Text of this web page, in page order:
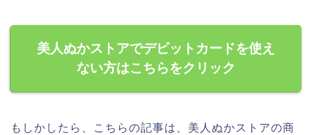
美人ぬかストアでデビットカードを使え
ない方はこちらをクリック
もしかしたら、こちらの記事は、美人ぬかストアの商